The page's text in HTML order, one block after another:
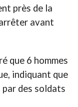
près de la
avant
que 6 hommes
indiquant que
des soldats